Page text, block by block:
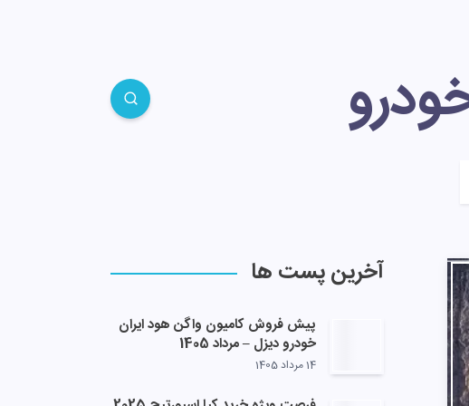
آخرین پست ها
پیش فروش کامیون واگن هود ایران
خودرو دیزل – مرداد 1405
14 مرداد 1405